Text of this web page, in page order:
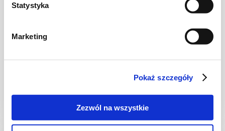
Statystyka
Marketing
Pokaż szczegóły
Zezwól na wszystkie
DESERY
matcha
2390 kcal